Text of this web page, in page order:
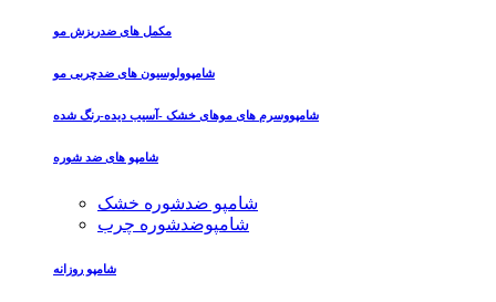
مکمل های ضدریزش مو
شامپوولوسیون های ضدچربی مو
شامپووسرم های موهای خشک -آسیب دیده-رنگ شده
شامپو های ضد شوره
شامپو ضدشوره خشک
شامپوضدشوره چرب
شامپو روزانه